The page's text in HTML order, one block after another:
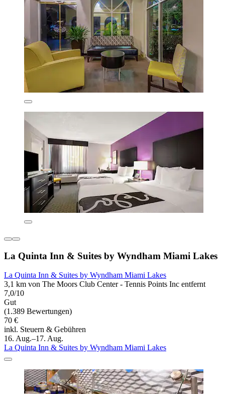
La Quinta Inn & Suites by Wyndham Miami Lakes
La Quinta Inn & Suites by Wyndham Miami Lakes
3,1 km von The Moors Club Center - Tennis Points Inc entfernt
7,0/10
Gut
(1.389 Bewertungen)
70 €
inkl. Steuern & Gebühren
16. Aug.–17. Aug.
La Quinta Inn & Suites by Wyndham Miami Lakes